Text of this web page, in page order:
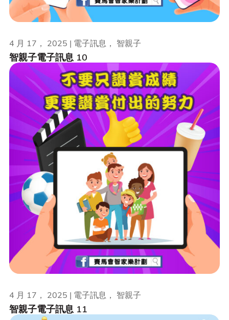
智親子電子訊息 10
4 月 17， 2025 | 電子訊息， 智親子
智親子電子訊息 11
4 月 17， 2025 | 電子訊息， 智親子